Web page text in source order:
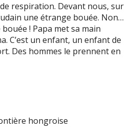
respiration. Devant nous, sur
une étrange bouée. Non…
! Papa met sa main
C’est un enfant, un enfant de
Des hommes le prennent en
hongroise